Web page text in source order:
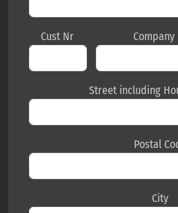
Cust Nr
Street including
Postal
City